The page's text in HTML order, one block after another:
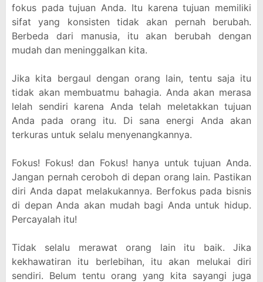
fokus pada tujuan Anda. Itu karena tujuan memiliki
sifat yang konsisten tidak akan pernah berubah.
Berbeda dari manusia, itu akan berubah dengan
mudah dan meninggalkan kita.
Jika kita bergaul dengan orang lain, tentu saja itu
tidak akan membuatmu bahagia. Anda akan merasa
lelah sendiri karena Anda telah meletakkan tujuan
Anda pada orang itu. Di sana energi Anda akan
terkuras untuk selalu menyenangkannya.
Fokus! Fokus! dan Fokus! hanya untuk tujuan Anda.
Jangan pernah ceroboh di depan orang lain. Pastikan
diri Anda dapat melakukannya. Berfokus pada bisnis
di depan Anda akan mudah bagi Anda untuk hidup.
Percayalah itu!
Tidak selalu merawat orang lain itu baik. Jika
kekhawatiran itu berlebihan, itu akan melukai diri
sendiri. Belum tentu orang yang kita sayangi juga